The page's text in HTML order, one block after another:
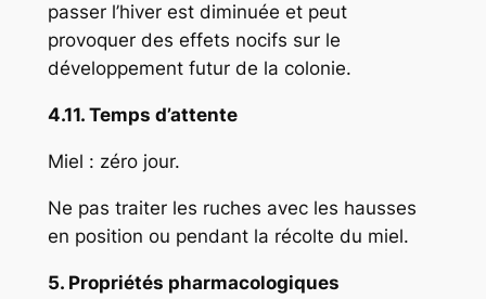
passer l’hiver est diminuée et peut
provoquer des effets nocifs sur le
développement futur de la colonie.
4.11. Temps d’attente
Miel : zéro jour.
Ne pas traiter les ruches avec les hausses
en position ou pendant la récolte du miel.
5. Propriétés pharmacologiques